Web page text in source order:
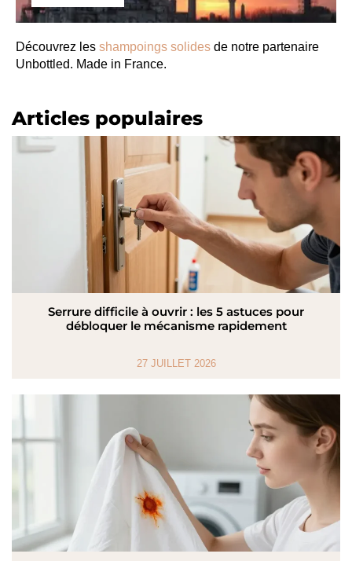
Découvrez les shampoings solides de notre partenaire
Unbottled. Made in France.
Articles populaires
Serrure difficile à ouvrir : les 5 astuces pour
débloquer le mécanisme rapidement
27 JUILLET 2026